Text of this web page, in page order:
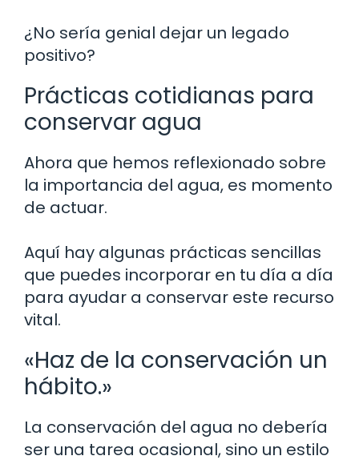
¿No sería genial dejar un legado
positivo?
Prácticas cotidianas para
conservar agua
Ahora que hemos reflexionado sobre
la importancia del agua, es momento
de actuar.
Aquí hay algunas prácticas sencillas
que puedes incorporar en tu día a día
para ayudar a conservar este recurso
vital.
«Haz de la conservación un
hábito.»
La conservación del agua no debería
ser una tarea ocasional, sino un estilo